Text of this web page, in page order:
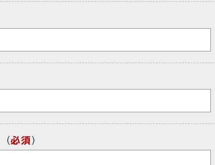
（必須）